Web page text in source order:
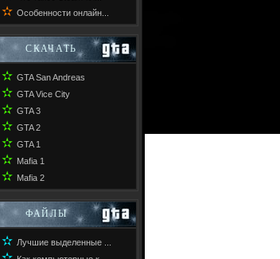
✫ Особенности онлайн...
СКАЧАТЬ
✫ GTA San Andreas
✫ GTA Vice City
✫ GTA 3
✫ GTA 2
✫ GTA 1
✫ Mafia 1
✫ Mafia 2
ФАЙЛЫ
✫ Лучшие выделенные ...